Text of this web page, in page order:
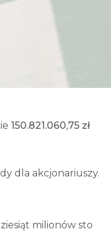
150.821.060,75 zł
dla akcjonariuszy.
milionów sto